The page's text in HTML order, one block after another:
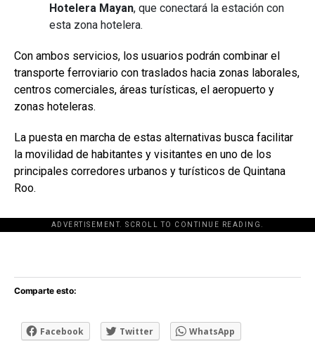
Hotelera Mayan, que conectará la estación con
esta zona hotelera.
Con ambos servicios, los usuarios podrán combinar el
transporte ferroviario con traslados hacia zonas laborales,
centros comerciales, áreas turísticas, el aeropuerto y
zonas hoteleras.
La puesta en marcha de estas alternativas busca facilitar
la movilidad de habitantes y visitantes en uno de los
principales corredores urbanos y turísticos de Quintana
Roo.
ADVERTISEMENT. SCROLL TO CONTINUE READING.
[adsforwp id="243463"]
Comparte esto:
Facebook Twitter WhatsApp